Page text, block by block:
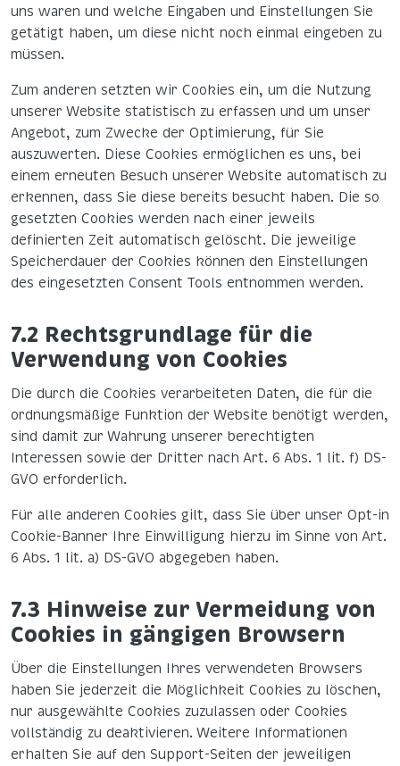
uns waren und welche Eingaben und Einstellungen Sie
getätigt haben, um diese nicht noch einmal eingeben zu
müssen.
Zum anderen setzten wir Cookies ein, um die Nutzung
unserer Website statistisch zu erfassen und um unser
Angebot, zum Zwecke der Optimierung, für Sie
auszuwerten. Diese Cookies ermöglichen es uns, bei
einem erneuten Besuch unserer Website automatisch zu
erkennen, dass Sie diese bereits besucht haben. Die so
gesetzten Cookies werden nach einer jeweils
definierten Zeit automatisch gelöscht. Die jeweilige
Speicherdauer der Cookies können den Einstellungen
des eingesetzten Consent Tools entnommen werden.
7.2 Rechtsgrundlage für die
Verwendung von Cookies
Die durch die Cookies verarbeiteten Daten, die für die
ordnungsmäßige Funktion der Website benötigt werden,
sind damit zur Wahrung unserer berechtigten
Interessen sowie der Dritter nach Art. 6 Abs. 1 lit. f) DS-
GVO erforderlich.
Für alle anderen Cookies gilt, dass Sie über unser Opt-in
Cookie-Banner Ihre Einwilligung hierzu im Sinne von Art.
6 Abs. 1 lit. a) DS-GVO abgegeben haben.
7.3 Hinweise zur Vermeidung von
Cookies in gängigen Browsern
Über die Einstellungen Ihres verwendeten Browsers
haben Sie jederzeit die Möglichkeit Cookies zu löschen,
nur ausgewählte Cookies zuzulassen oder Cookies
vollständig zu deaktivieren. Weitere Informationen
erhalten Sie auf den Support-Seiten der jeweiligen